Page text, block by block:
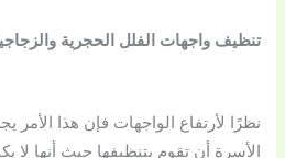
تنظيف واجهات الفلل الحجرية
نظرًا لأرتفاع الواجهات فإن هذا
الأسرة أن تقوم بتنظيفها حيث أنها لا